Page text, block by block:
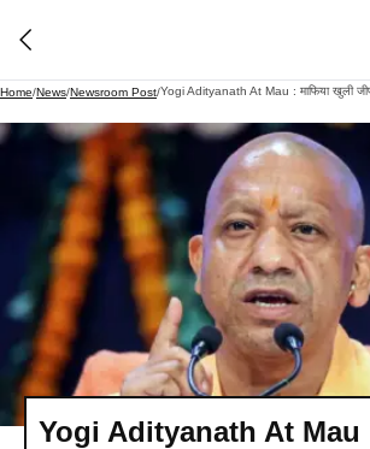
Home/News/Newsroom Post/
Yogi Adityanath At Mau :